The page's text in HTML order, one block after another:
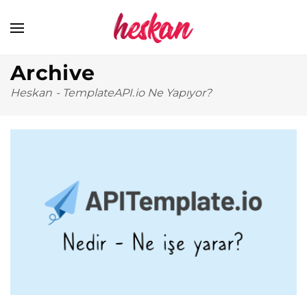
Archive
Heskan - TemplateAPI.io Ne Yapıyor?